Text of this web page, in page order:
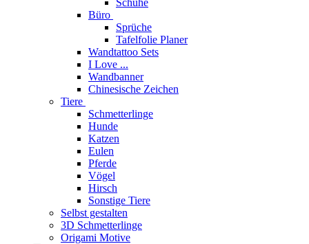
Schuhe
Büro
Sprüche
Tafelfolie Planer
Wandtattoo Sets
I Love ...
Wandbanner
Chinesische Zeichen
Tiere
Schmetterlinge
Hunde
Katzen
Eulen
Pferde
Vögel
Hirsch
Sonstige Tiere
Selbst gestalten
3D Schmetterlinge
Origami Motive